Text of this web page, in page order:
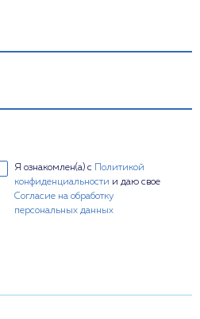
Я ознакомлен(а) с
Политикой
конфиденциальности и даю свое
Согласие на обработку
персональных данных